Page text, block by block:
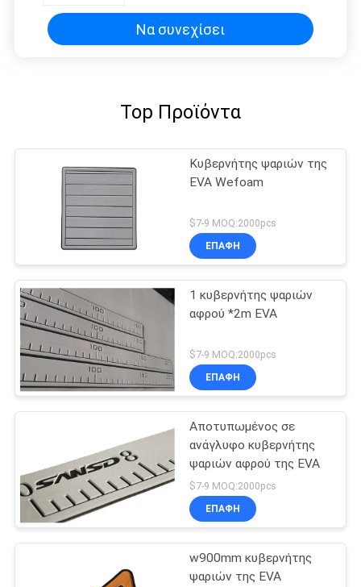
Να συνεχίσει
Top Προϊόντα
Κυβερνήτης ψαριών της
EVA Wefoam
$7-9 MOQ:2000pcs
ΕΠΑΦΉ
1 κυβερνήτης ψαριών
αφρού *2m EVA
$7-9 MOQ:2000pcs
ΕΠΑΦΉ
Αποτυπωμένος σε
ανάγλυφο κυβερνήτης
ψαριών αφρού της EVA
$7-9 MOQ:2000pcs
ΕΠΑΦΉ
w900mm κυβερνήτης
ψαριών της EVA